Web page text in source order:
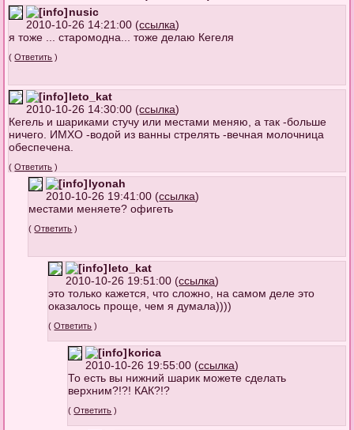
nusic
2010-10-26 14:21:00 (ссылка)
я тоже ... старомодна... тоже делаю Кегеля
(Ответить )
leto_kat
2010-10-26 14:30:00 (ссылка)
Кегель и шариками стучу или местами меняю, а так -больше
ничего. ИМХО -водой из ванны стрелять -вечная молочница
обеспечена.
(Ответить )
lyonah
2010-10-26 19:41:00 (ссылка)
местами меняете? офигеть
(Ответить )
leto_kat
2010-10-26 19:51:00 (ссылка)
это только кажется, что сложно, на самом деле это
оказалось проще, чем я думала))))
(Ответить )
korica
2010-10-26 19:55:00 (ссылка)
То есть вы нижний шарик можете сделать
верхним?!?! КАК?!?
(Ответить )